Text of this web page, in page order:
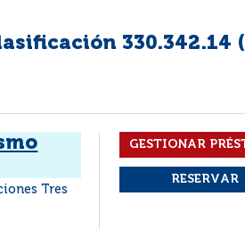
330.342.14 (
Tres